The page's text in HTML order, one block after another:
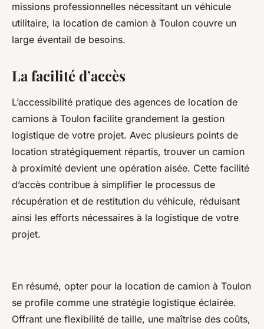
missions professionnelles nécessitant un véhicule
utilitaire, la location de camion à Toulon couvre un
large éventail de besoins.
La facilité d’accès
L’accessibilité pratique des agences de location de
camions à Toulon facilite grandement la gestion
logistique de votre projet. Avec plusieurs points de
location stratégiquement répartis, trouver un camion
à proximité devient une opération aisée. Cette facilité
d’accès contribue à simplifier le processus de
récupération et de restitution du véhicule, réduisant
ainsi les efforts nécessaires à la logistique de votre
projet.
En résumé, opter pour la location de camion à Toulon
se profile comme une stratégie logistique éclairée.
Offrant une flexibilité de taille, une maîtrise des coûts,